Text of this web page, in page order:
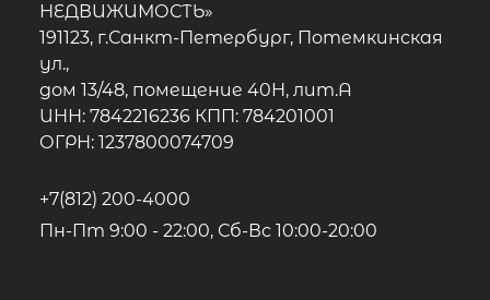
НЕДВИЖИМОСТЬ»
191123, г.Санкт-Петербург, Потемкинская
ул.,
дом 13/48, помещение 40Н, лит.А
ИНН: 7842216236 КПП: 784201001
ОГРН: 1237800074709
+7(812) 200-4000
Пн-Пт 9:00 - 22:00, Сб-Вс 10:00-20:00